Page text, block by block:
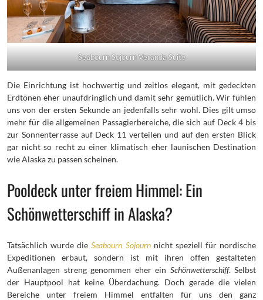
Seabourn Sojourn Veranda Suite
Die Einrichtung ist hochwertig und zeitlos elegant, mit gedeckten
Erdtönen eher unaufdringlich und damit sehr gemütlich. Wir fühlen
uns von der ersten Sekunde an jedenfalls sehr wohl. Dies gilt umso
mehr für die allgemeinen Passagierbereiche, die sich auf Deck 4 bis
zur Sonnenterrasse auf Deck 11 verteilen und auf den ersten Blick
gar nicht so recht zu einer klimatisch eher launischen Destination
wie Alaska zu passen scheinen.
Pooldeck unter freiem Himmel: Ein
Schönwetterschiff in Alaska?
Tatsächlich wurde dieSeabourn Sojournnicht speziell für nordische
Expeditionen erbaut, sondern ist mit ihren offen gestalteten
Außenanlagen streng genommen eher ein Schönwetterschiff. Selbst
der Hauptpool hat keine Überdachung. Doch gerade die vielen
Bereiche unter freiem Himmel entfalten für uns den ganz